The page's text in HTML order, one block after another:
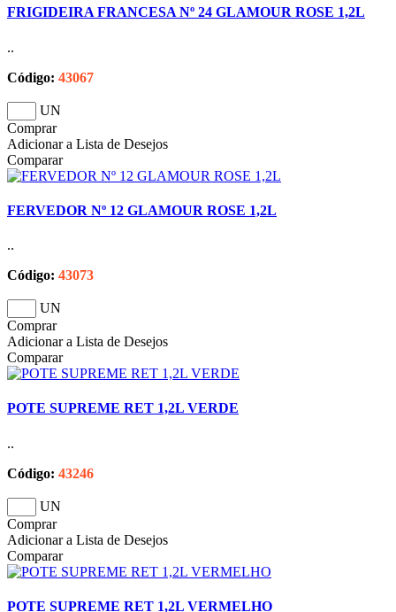
FRIGIDEIRA FRANCESA Nº 24 GLAMOUR ROSE 1,2L
..
Código: 43067
UN
Comprar
Adicionar a Lista de Desejos
Comparar
FERVEDOR Nº 12 GLAMOUR ROSE 1,2L
..
Código: 43073
UN
Comprar
Adicionar a Lista de Desejos
Comparar
POTE SUPREME RET 1,2L VERDE
..
Código: 43246
UN
Comprar
Adicionar a Lista de Desejos
Comparar
POTE SUPREME RET 1,2L VERMELHO